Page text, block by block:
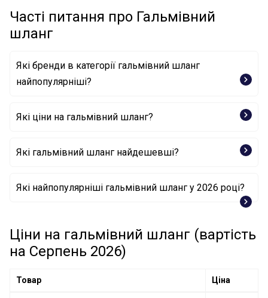
Часті питання про Гальмівний
шланг
Які бренди в категорії гальмівний шланг
найпопулярніші?
BOSCH
Які ціни на гальмівний шланг?
Які гальмівний шланг найдешевші?
Гальмівний шланг 16486 OSSCA
Які найпопулярніші гальмівний шланг у 2026 році?
Гальмівний шланг 1 987 481 638 BOSCH
Гальмівний шланг 6T47890 LPR
Гальмівний шланг PHD566 TRW
Ціни на гальмівний шланг (вартість
на Серпень 2026)
Товар Ціна